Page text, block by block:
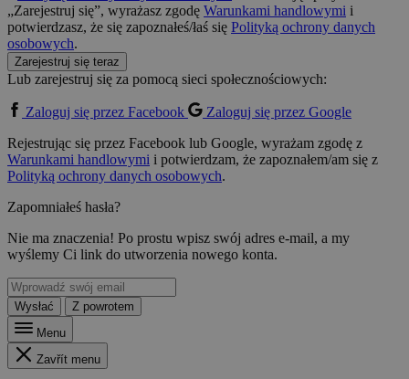
„Zarejestruj się”, wyrażasz zgodę Warunkami handlowymi i
potwierdzasz, że się zapoznałeś/łaś się Polityką ochrony danych
osobowych.
Zarejestruj się teraz
Lub zarejestruj się za pomocą sieci społecznościowych:
Zaloguj się przez Facebook
Zaloguj się przez Google
Rejestrując się przez Facebook lub Google, wyrażam zgodę z
Warunkami handlowymi i potwierdzam, że zapoznałem/am się z
Polityką ochrony danych osobowych.
Zapomniałeś hasła?
Nie ma znaczenia! Po prostu wpisz swój adres e-mail, a my
wyślemy Ci link do utworzenia nowego konta.
Wysłać
Z powrotem
Menu
Zavřít menu